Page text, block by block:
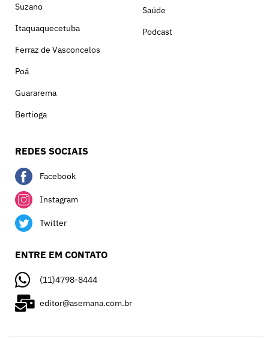
Suzano
Itaquaquecetuba
Ferraz de Vasconcelos
Poá
Guararema
Bertioga
Saúde
Podcast
REDES SOCIAIS
Facebook
Instagram
Twitter
ENTRE EM CONTATO
(11)4798-8444
editor@asemana.com.br